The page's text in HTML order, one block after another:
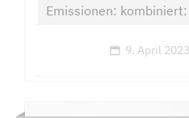
Emissionen:
9. April 2023